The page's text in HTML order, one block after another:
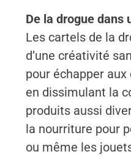
De la drogue dans
Les cartels de la
d’une créativité
pour échapper
en dissimulant la
produits aussi
la nourriture pour
ou même les